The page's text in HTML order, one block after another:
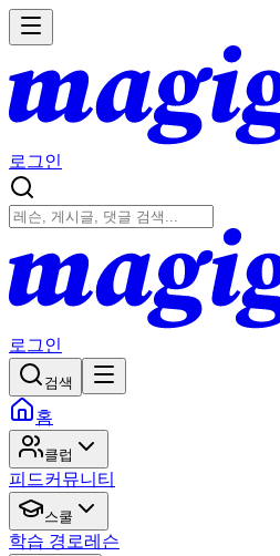
로그인
로그인
검색
홈
클럽
피드커뮤니티
스쿨
학습 경로레슨